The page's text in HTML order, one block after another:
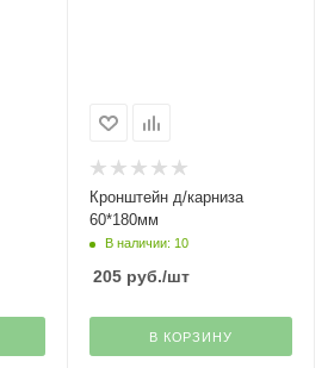
Кронштейн д/карниза
60*180мм
В наличии: 10
205руб./шт
В КОРЗИНУ